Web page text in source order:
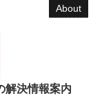
About
解決情報案内